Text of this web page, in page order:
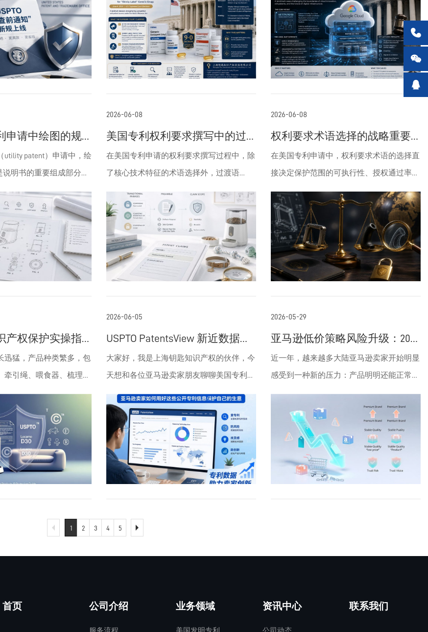
美国专利商标局
一项新动态，专门针对咱
，推出了一个叫“审查前
Pre-Docketing Notice）
名字挺拗口对吧？翻译成
美国专利，这可是件好事
深挖一下它到底怎么影响
么要关注这个“预告”？
利材料递上去后，基本就
。除了等着审查员发来的
道申请的具体进程，甚至
息里的一点小瑕疵，等到
才发现，这时候再补救，
得额外花钱。而这次的新
这个“信息差”。简单来
忙活你的案子前大约三个
里的各种数据、信息是不
现有错，赶紧在审查开始
面的审查过程更顺滑。对
直接影响？作为卖家，大
专利申请被拒、审查时间
架却因为侵权被告，或者
位被竞争对手跟卖吗？这
的核心利益主要有三点优
回： 很多时候，咱们的
其实是因为一些格式错
间成本： 我们都知道，
时间节点很重要。以前因
Hikma Pharmaceuticals USA Inc. et al. v.
Amarin Pharma, Inc. et al.判决时间：2026年6
月4日原告/被上诉人：Amarin Pharma, Inc.
——Vascepa（鱼油类心血管药物）品牌药原
研厂商。被告/上诉人：Hikma
致判决（Justice Ketanji Brown Jackson撰写
意见），推翻联邦巡回上诉法院（CAFC）
裁决，支持Hikma，驳回Amarin的诱导侵权
指控。案件发回重审。 一、Super法院将本
案定位为——对“瘦标签”（Skinny Label）通
用药诱导侵权标准的系统性澄清其法律意义
并不局限于“单一药品标签争议”，而是直接
触及： 35 U.S.C. § 271(b)诱导侵权（Induced
Infringement）的“积极鼓励”（active
encouragement）认定门槛FDA批准的“瘦标
签” carve-out 机制在专利法下的合法边界通
权诉讼阻击通用药市场进入的策略有效
性 在案件结构上，该案与近年来多起Hatch-
Waxman框架下专利战形成同一法律趋势：
但Hikma案件的特殊性在于：Hikma严格遵
守FDA“瘦标签”要求，仅保留非专利适应症
（严重高甘油三酯血症），完整剔除Amarin
专利保护的心血管风险降低适应症（CV
indication）→ 因此更容易直接冲击“品牌药
商依赖模糊营销指控阻击通用药”的常见诉
讼策略。二、Super法院的判决可以拆解为
一个完整链条：（1）** pleading标准与积极
的“瘦标签”、常规“治疗等效”声明、网站信
Corp. v. Google LLC（主案号：原7:25-cv-
00347 W.D. Tex.，已转移至N.D. Cal. 5:2026-cv-
00704 等合并案）起诉时间：2025年8月8日
（西区德州）原告：VirtaMove, Corp.（原名
AppZero Software Corp.，加拿大软件公司，
专注于应用虚拟化、容器化和迁移技术）被
中。2026年6月2日，加州北区联邦地区法院
法官Noel Wise裁定部分驳回Google驳回动
议，直接侵权主张继续，间接侵权主张允许
原告修正重提。案件已从德州转移至加州北
区并与其他平行案件合
并。⁠News.bloomberglaw平行争议：Google
针对VirtaMove专利的IPR（Inter Partes
Review）被PTO以“settled expectations”（已
确立预期，因专利授权超14年）为由拒绝，
Google已上诉至Super法院（Google LLC v.
VirtaMove, Corp., No. 25-1230），获多份
核心触及：容器虚拟化（containerization）
权）在新一代云基础设施（Kubernetes等）
中的适用性直接侵权 vs. 诱导/辅助侵权的证
明标准IPR制度中“settled expectations”规则
的合法性（PTO是否可因专利“年龄”拒绝复
审）专利核心：US 7,774,762 B2（2010年8月10
日授权），标题“System Including Run-Time
computing environment）实现应用隔离、迁
申请中绘图的规
utility patent）申请中，绘
说明书的重要组成部分，
的技术特征、支持权利要
有不可替代的作用。根据
§ 608.02的规定，绘图必
和实质要求，否则可能导
后续诉讼中削弱保护效
受黑白线条图（black and
黑白线图无法充分显示发
绘制在A4或8.5×11英寸
距符合规定：顶部2.5厘
右侧1.9厘米、底部3.0厘
）。图面必须清晰、无褶
条和阴影，避免使用照片
的内容需完整、准确地展
特征。独立权利要求中出
，通常都应在绘图中有所
数字（reference
，引出线（lead lines）需
、分解图（exploded
2026-06-08
美国专利权利要求撰写中的过
在美国专利申请的权利要求撰写过程中，除
了核心技术特征的术语选择外，过渡语
（transitional phrases）和前序（preamble）
的使用同样具有重要的战略意义。这些元素
直接影响权利要求的开放性、保护范围的弹
性以及在审查和诉讼中的解释稳定性。过渡
语是连接前序与具体技术特征的关键桥梁，
常见的包括“comprising”（包
语，允许权利要求覆盖额外未提及的要素，
这在大多数情况下更有利于获得较宽的保护
范围。例如，在描述一种宠物用品的组合结
构时，使用“comprising”能让权利要求容纳
后续改进的附件或材料，而不被局限于列举
的全部要素。相比之下，“consisting of”则是
封闭式过渡语，保护范围更窄，局限于明确
列出的要素总和，通常在需要强调精确配方
或特定组合时才会采用，但也更容易在审查
中因现有技术而遭遇挑战。“consisting
不实质影响基本特性的额外要素，在化工、
的细微变型，但也可能在侵权认定时增加解
2026-06-08
权利要求术语选择的战略重要
在美国专利申请中，权利要求术语的选择直
接决定保护范围的可执行性、授权通过率以
及未来侵权认定的价值。这并非简单的中英
翻译问题，而是从申请提交之初就需要做出
的战略性安排，涉及MPEP § 2173.05(f)中关于
功能性限定的相关要求。功能性术语与结构
限定性术语在保护宽度、设计规避难度和侵
权举证责任上存在显著差异。举例来说，如
改变形状或连接方式，就可能轻易实现设计
规避，大大降低专利的实际维权效果。相
反，如果采用“gripping member”（握持部
件）这样的功能性描述，权利要求则覆盖所
有能够实现握持功能的结构，无论其具体形
状、材料或一体成型方式。只要被控产品实
质上完成了握持功能，就容易落入权利要求
范围，在侵权诉讼中更易认定字面侵权或适
用等同侵权原则。类似地，“弹簧”如果直接
写成“spring”，保护范围通常局限于传统螺旋
112(a)书面描述和实施要求）的前提下，不
产权保护实操指
迅猛，产品种类繁多，包
牵引绳、喂食器、梳理工
服装等。知识产权保护是
、防范侵权风险的核心手
设计专利、实用新型/发
作权。忽略IP布局容易导
、库存积压或法律纠
专利保护期10年（部分新
2026-06-05
USPTO PatentsView 新近数据更
大家好，我是上海钥匙知识产权的伙伴，今
天想和各位亚马逊卖家朋友聊聊美国专利商
标局（USPTO）近期的一个小动态。这个消
息可能听起来有点技术，但其实和我们很多
卖家的日常生意息息相关。就在5月初，
USPTO 更新了他们的 PatentsView 数据，涵
盖了到2025年底的专利信息。这些数据经过
人工智能处理，变得更容易查找和分析，现
楚了，方便大家免费使用。对我们这些在亚
2026-05-29
亚马逊低价策略风险升级：2026
战
近一年，越来越多大陆亚马逊卖家开始明显
感受到一种新的压力：产品明明还能正常出
单，但利润却越来越低；广告越开越贵，但
转化反而越来越难；甚至有些产品刚刚稳定
没多久，就突然被系统压缩流量、失去购物
车，或者直接出现“价格竞争力不足”的提
示。很多卖家一开始会觉得，这只是普通的
行业内卷，但现在越来越多卖家开始发现，
1 2 3 4 5
首页 公司介绍 业务领域 资讯中心 联系我们


